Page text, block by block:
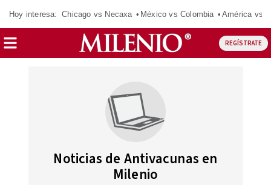
Hoy interesa: Chicago vs Necaxa México vs Colombia América vs
REGÍSTRATE
Noticias de Antivacunas en
Milenio